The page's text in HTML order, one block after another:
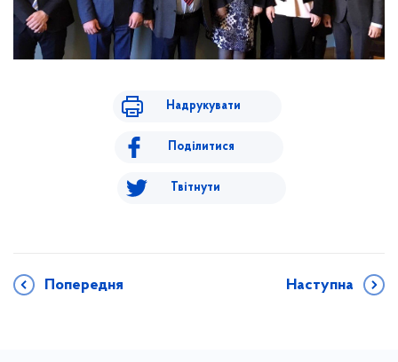
Надрукувати
Поділитися
Твітнути
Попередня Наступна